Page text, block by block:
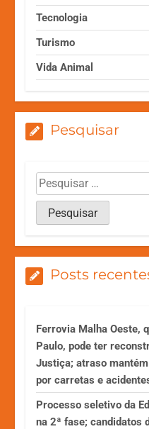
Tecnologia
Turismo
Vida Animal
Pesquisar
Posts
Ferrovia Malha Oeste,
Paulo, pode ter
Justiça; atraso
por carretas e
Processo seletivo da
na 2ª fase; candidatos